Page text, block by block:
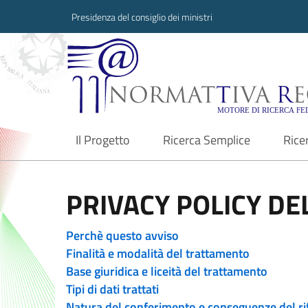
Presidenza del consiglio dei ministri
Normattiva
Il Progetto
current Ricerca Semplice
PRIVACY POLICY
Perchè questo avviso
Finalità e modalità del trattamento
Base giuridica e liceità del trattamento
Tipi di dati trattati